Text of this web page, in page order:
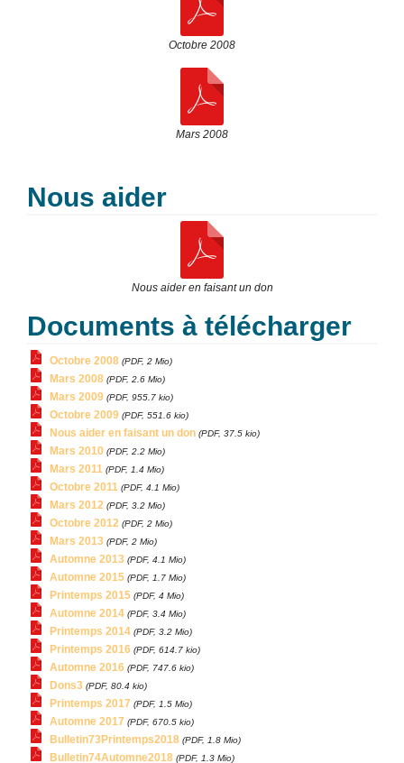
Octobre 2008
Mars 2008
Nous aider
Nous aider en faisant un don
Documents à télécharger
Octobre 2008 (PDF, 2 Mio)
Mars 2008 (PDF, 2.6 Mio)
Mars 2009 (PDF, 955.7 kio)
Octobre 2009 (PDF, 551.6 kio)
Nous aider en faisant un don (PDF, 37.5 kio)
Mars 2010 (PDF, 2.2 Mio)
Mars 2011 (PDF, 1.4 Mio)
Octobre 2011 (PDF, 4.1 Mio)
Mars 2012 (PDF, 3.2 Mio)
Octobre 2012 (PDF, 2 Mio)
Mars 2013 (PDF, 2 Mio)
Automne 2013 (PDF, 4.1 Mio)
Automne 2015 (PDF, 1.7 Mio)
Printemps 2015 (PDF, 4 Mio)
Automne 2014 (PDF, 3.4 Mio)
Printemps 2014 (PDF, 3.2 Mio)
Printemps 2016 (PDF, 614.7 kio)
Automne 2016 (PDF, 747.6 kio)
Dons3 (PDF, 80.4 kio)
Printemps 2017 (PDF, 1.5 Mio)
Automne 2017 (PDF, 670.5 kio)
Bulletin73Printemps2018 (PDF, 1.8 Mio)
Bulletin74Automne2018 (PDF, 1.3 Mio)